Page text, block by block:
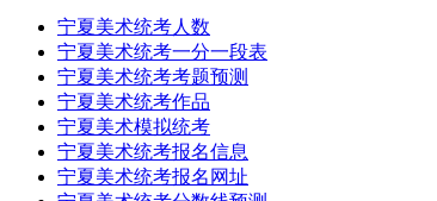
宁夏美术统考人数
宁夏美术统考一分一段表
宁夏美术统考考题预测
宁夏美术统考作品
宁夏美术模拟统考
宁夏美术统考报名信息
宁夏美术统考报名网址